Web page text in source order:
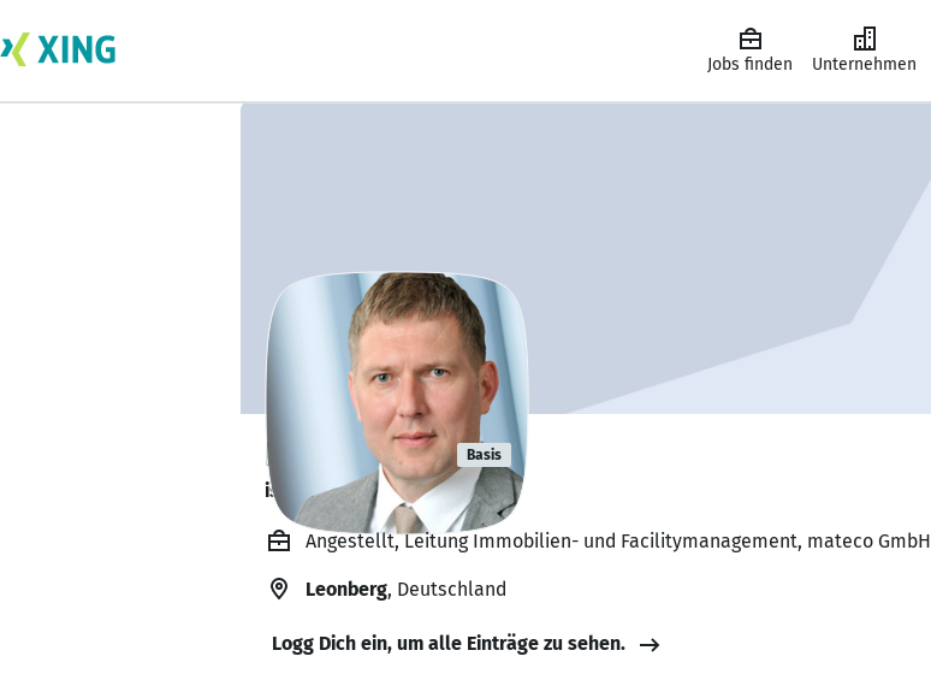
Jobs finden Unternehmen
Florian Bohl Basis
ist offen für Projekte. 🔎
Angestellt, Leitung Immobilien- und Facilitymanagement, mateco GmbH
Leonberg, Deutschland
Logg Dich ein, um alle Einträge zu sehen.